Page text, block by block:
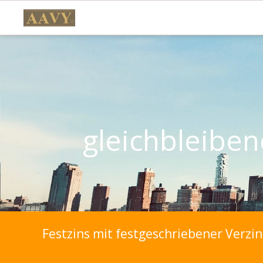
Festzins mit festgeschriebener